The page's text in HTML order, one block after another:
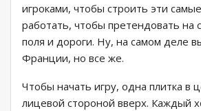
игроками, чтобы строить эти
работать, чтобы претендовать
поля и дороги. Ну, на самом деле
Франции, но все же.
Чтобы начать игру, одна плитка в
лицевой стороной вверх. Каждый